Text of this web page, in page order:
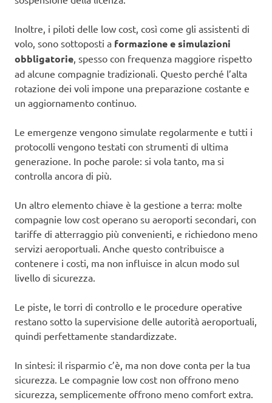
Inoltre, i piloti delle low cost, così come gli assistenti di
volo, sono sottoposti a formazione e simulazioni
obbligatorie , spesso con frequenza maggiore rispetto
ad alcune compagnie tradizionali. Questo perché l’alta
rotazione dei voli impone una preparazione costante e
un aggiornamento continuo.
Le emergenze vengono simulate regolarmente e tutti i
protocolli vengono testati con strumenti di ultima
generazione. In poche parole: si vola tanto, ma si
controlla ancora di più.
Un altro elemento chiave è la gestione a terra: molte
compagnie low cost operano su aeroporti secondari, con
tariffe di atterraggio più convenienti, e richiedono meno
servizi aeroportuali. Anche questo contribuisce a
contenere i costi, ma non influisce in alcun modo sul
livello di sicurezza.
Le piste, le torri di controllo e le procedure operative
restano sotto la supervisione delle autorità aeroportuali,
quindi perfettamente standardizzate.
In sintesi: il risparmio c’è, ma non dove conta per la tua
sicurezza. Le compagnie low cost non offrono meno
sicurezza, semplicemente offrono meno comfort extra.